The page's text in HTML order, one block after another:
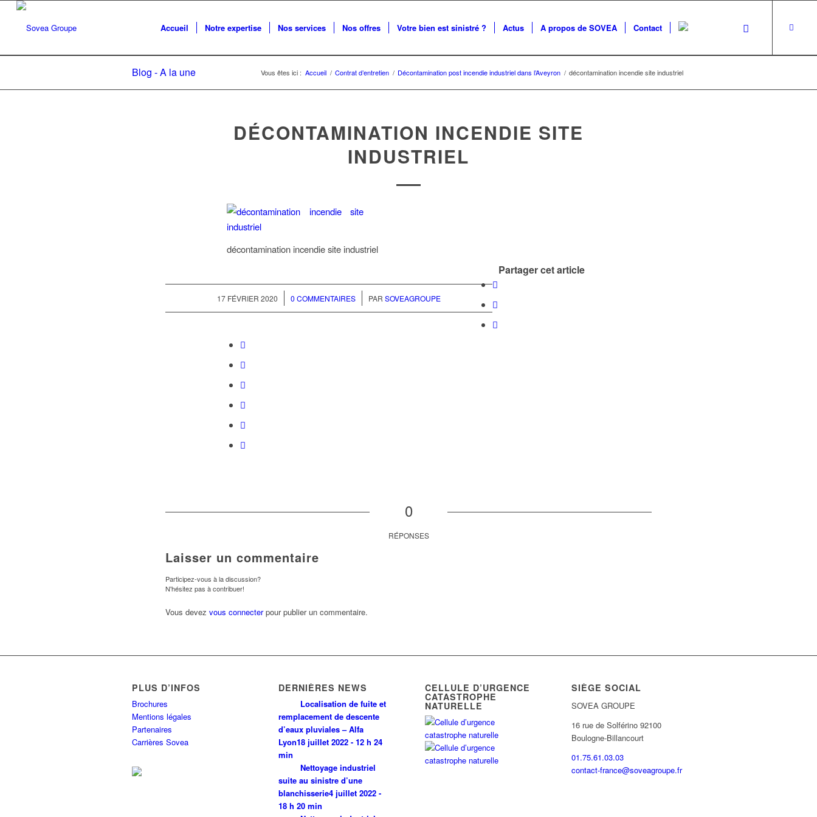
Accueil Notre expertise Nos services Nos offres Votre bien est sinistré ? Actus A propos de SOVEA Contact
Blog - A la une Vous êtes ici : Accueil / Contrat d’entretien / Décontamination post incendie industriel dans l’Aveyron / décontamination incendie site industriel
DÉCONTAMINATION INCENDIE SITE
INDUSTRIEL
décontamination incendie site industriel
17 FÉVRIER 2020
/ 0 COMMENTAIRES
/ PARSOVEAGROUPE
Partager cet article
0
RÉPONSES
Laisser un commentaire
Participez-vous à la discussion?
N'hésitez pas à contribuer!
Vous devez vous connecterpour publier un commentaire.
PLUS D’INFOS
Brochures
Mentions légales
Partenaires
Carrières Sovea
DERNIÈRES NEWS
Localisation de fuite et
remplacement de descente
d’eaux pluviales – Alfa
Lyon18 juillet 2022 - 12 h 24
min
Nettoyage industriel
suite au sinistre d’une
blanchisserie4 juillet 2022 -
18 h 20 min
CELLULE D’URGENCE
CATASTROPHE
NATURELLE
SIÈGE SOCIAL
SOVEA GROUPE
16 rue de Solférino 92100
Boulogne-Billancourt
01.75.61.03.03
contact-france@soveagroupe.fr